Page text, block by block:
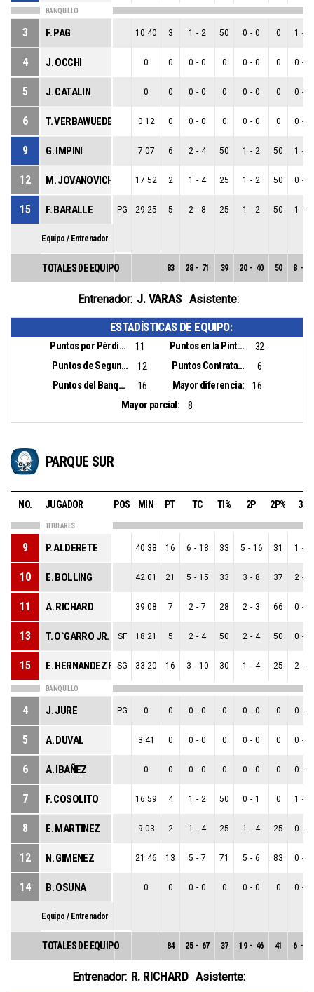
BANQUILLO
3 F. PAG 10:40 3 1 - 2 50 0 - 0 0 1 -
4 J. OCCHI 0 0 0 - 0 0 0 - 0 0 0 -
5 J. CATALIN 0 0 0 - 0 0 0 - 0 0 0 -
6 T. VERBAWUEDE 0:12 0 0 - 0 0 0 - 0 0 0 -
9 G. IMPINI 7:07 6 2 - 4 50 1 - 2 50 1 -
12 M. JOVANOVICH 17:52 2 1 - 4 25 1 - 2 50 0 -
15 F. BARALLE PG 29:25 5 2 - 8 25 1 - 2 50 1 -
Equipo / Entrenador
TOTALES DE EQUIPO 83 28 - 71 39 20 - 40 50 8 -
Entrenador: J. VARAS Asistente:
ESTADÍSTICAS DE EQUIPO:
Puntos por Pérdidas: 11 Puntos en la Pintura:
32
Puntos de Segunda Oportunidad:
12 Puntos Contrataque:
6
Puntos del Banquillo:
16 Mayor diferencia:
16
Mayor parcial:
8
PARQUE SUR
NO. JUGADOR POS MIN PT TC TI% 2P 2P% 3P
TITULARES
9 P. ALDERETE 40:38 16 6 - 18 33 5 - 16 31 1 -
10 E. BOLLING 42:01 21 5 - 15 33 3 - 8 37 2 -
11 A. RICHARD 39:08 7 2 - 7 28 2 - 3 66 0 -
13 T. O`GARRO JR. SF 18:21 5 2 - 4 50 2 - 4 50 0 -
15 E. HERNANDEZ FREITEZ
SG 33:20 16 3 - 10 30 1 - 4 25 2 -
BANQUILLO
4 J. JURE PG 0 0 0 - 0 0 0 - 0 0 0 -
5 A. DUVAL 3:41 0 0 - 0 0 0 - 0 0 0 -
6 A. IBAÑEZ 0 0 0 - 0 0 0 - 0 0 0 -
7 F. COSOLITO 16:59 4 1 - 2 50 0 - 1 0 1 -
8 E. MARTINEZ 9:03 2 1 - 4 25 1 - 4 25 0 -
12 N. GIMENEZ 21:46 13 5 - 7 71 5 - 6 83 0 -
14 B. OSUNA 0 0 0 - 0 0 0 - 0 0 0 -
Equipo / Entrenador
TOTALES DE EQUIPO 84 25 - 67 37 19 - 46 41 6 -
Entrenador: R. RICHARD Asistente: